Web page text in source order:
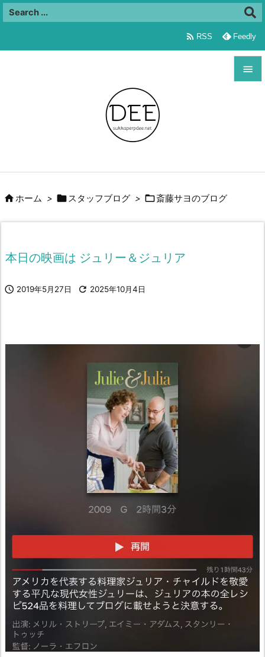

前へ

 RSS Feedly
ホーム > スタッフブログ > 斎藤サヨのブログ
本日の映画は ジュリー＆ジュリア
 2019年5月27日  2025年10月4日